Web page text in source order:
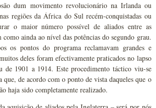
dum movimento revolucionário na Irlanda ou
regiões da África do Sul recém-conquistadas ou
o maior número possível de aliados entre as
como ainda ao nível das potências do segundo grau.
os pontos do programa reclamavam grandes e
deles foram efectivamente praticados no lapso
de 1901 a 1914. Este procedimento táctico viu-se
que, de acordo com o ponto de vista daqueles que o
haja sido completamente realizado.